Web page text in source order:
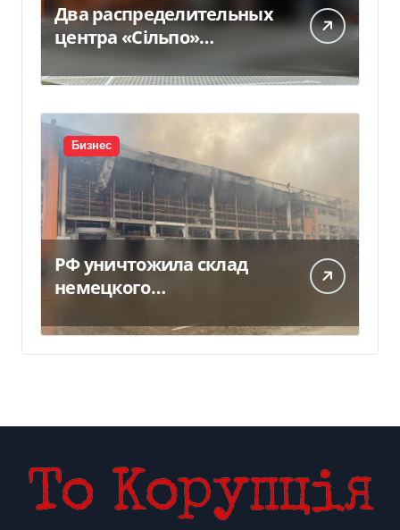
Два распределительных
центра «Сільпо»
пострадали от
российской атаки —
Delo.ua
Бизнес
РФ уничтожила склад
немецкого
моторных масел и
смазочных масел